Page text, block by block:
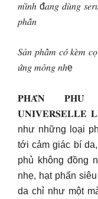
𝑚𝑖̀𝑛ℎ đ𝑎𝑛𝑔 𝑑𝑢̀𝑛𝑔
𝑝ℎ𝑎̂́𝑛
𝑆𝑎̉𝑛 𝑝ℎ𝑎̂̉𝑚 𝑐𝑜́ 𝑘𝑒̀𝑚 𝑐𝑜̣
𝑢̛́𝑛𝑔 𝑚𝑜̉𝑛𝑔 𝑛ℎẹ
𝐏𝐇𝐀̂́𝐍 𝐏𝐇𝐔̉
𝐔𝐍𝐈𝐕𝐄𝐑𝐒𝐄𝐋𝐋𝐄
như những loại
tới cảm giác bí
phủ không đồng
nhẹ, hạt phấn
da chỉ như một